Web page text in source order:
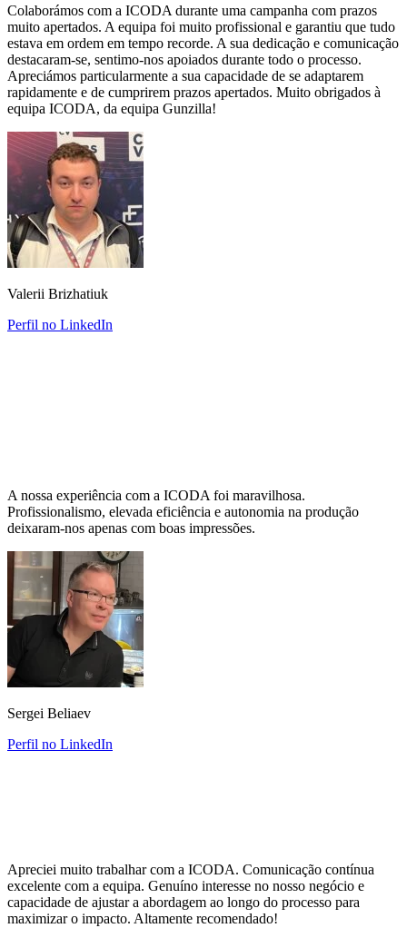
Colaborámos com a ICODA durante uma campanha com prazos
muito apertados. A equipa foi muito profissional e garantiu que tudo
estava em ordem em tempo recorde. A sua dedicação e comunicação
destacaram-se, sentimo-nos apoiados durante todo o processo.
Apreciámos particularmente a sua capacidade de se adaptarem
rapidamente e de cumprirem prazos apertados. Muito obrigados à
equipa ICODA, da equipa Gunzilla!
Valerii Brizhatiuk
Perfil no LinkedIn
A nossa experiência com a ICODA foi maravilhosa.
Profissionalismo, elevada eficiência e autonomia na produção
deixaram-nos apenas com boas impressões.
Sergei Beliaev
Perfil no LinkedIn
Apreciei muito trabalhar com a ICODA. Comunicação contínua
excelente com a equipa. Genuíno interesse no nosso negócio e
capacidade de ajustar a abordagem ao longo do processo para
maximizar o impacto. Altamente recomendado!